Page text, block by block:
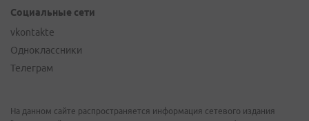
Социальные сети
vkontakte
Одноклассники
Телеграм
На данном сайте распространяется информация сетевого издания